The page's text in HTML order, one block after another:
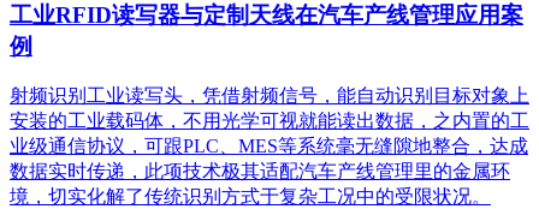
工业RFID读写器与定制天线在汽车产线管理应用案
例
射频识别工业读写头，凭借射频信号，能自动识别目标对象上
安装的工业载码体，不用光学可视就能读出数据，之内置的工
业级通信协议，可跟PLC、MES等系统毫无缝隙地整合，达成
数据实时传递，此项技术极其适配汽车产线管理里的金属环
境，切实化解了传统识别方式于复杂工况中的受限状况。